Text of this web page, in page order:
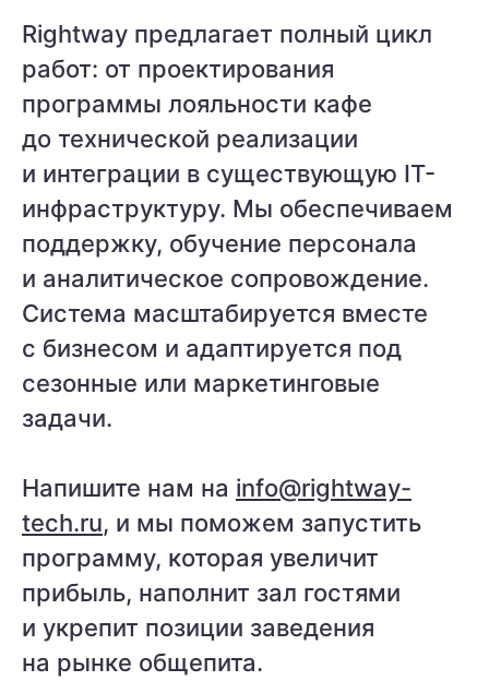
Rightway предлагает полный цикл
работ: от проектирования
программы лояльности кафе
до технической реализации
и интеграции в существующую IT-
инфраструктуру. Мы обеспечиваем
поддержку, обучение персонала
и аналитическое сопровождение.
Система масштабируется вместе
с бизнесом и адаптируется под
сезонные или маркетинговые
задачи.
Напишите нам на info@rightway-
tech.ru, и мы поможем запустить
программу, которая увеличит
прибыль, наполнит зал гостями
и укрепит позиции заведения
на рынке общепита.